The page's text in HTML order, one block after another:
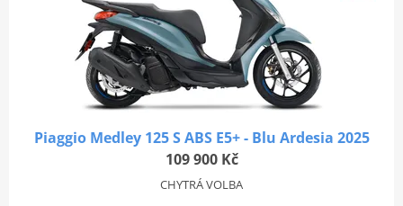
Piaggio Medley 125 S ABS E5+ - Blu Ardesia 2025
109 900 Kč
CHYTRÁ VOLBA